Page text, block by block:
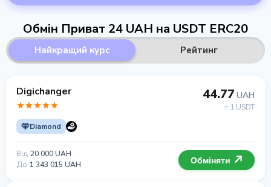
Обмін Приват 24 UAH на USDT ERC20
Найкращий курс Рейтинг
Digichanger
Diamond
44.77 UAH
= 1 USDT
Від 20 000 UAH
До 1 343 015 UAH Обміняти